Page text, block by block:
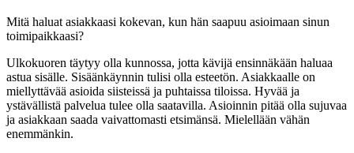
Mitä haluat asiakkaasi kokevan, kun hän saapuu asioimaan sinun
toimipaikkaasi?
Ulkokuoren täytyy olla kunnossa, jotta kävijä ensinnäkään haluaa
astua sisälle. Sisäänkäynnin tulisi olla esteetön. Asiakkaalle on
miellyttävää asioida siisteissä ja puhtaissa tiloissa. Hyvää ja
ystävällistä palvelua tulee olla saatavilla. Asioinnin pitää olla sujuvaa
ja asiakkaan saada vaivattomasti etsimänsä. Mielellään vähän
enemmänkin.